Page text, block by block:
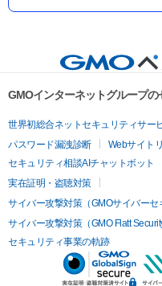
GMOインターネットグループ
世界初総合ネットセキュリティサー
パスワード漏洩診断
Webサイト
セキュリティ相談AIチャットボット
実在証明・盗聴対策
サイバー攻撃対策（GMOサイバーセ
サイバー攻撃対策（GMO Flatt
セキュリティ事業の軌跡